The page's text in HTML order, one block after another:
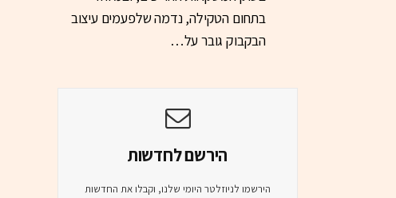
בתחום הטקילה, נדמה שלפעמים עיצוב
הבקבוק גובר על…
הירשם לחדשות
הירשמו לניוזלטר היומי שלנו, וקבלו את החדשות